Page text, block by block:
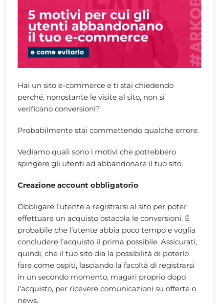
Hai un sito e-commerce e ti stai chiedendo
perché, nonostante le visite al sito, non si
verificano conversioni?
Probabilmente stai commettendo qualche errore.
Vediamo quali sono i motivi che potrebbero
spingere gli utenti ad abbandonare il tuo sito.
Creazione account obbligatorio
Obbligare l’utente a registrarsi al sito per poter
effettuare un acquisto ostacola le conversioni. È
probabile che l’utente abbia poco tempo e voglia
concludere l’acquisto il prima possibile. Assicurati,
quindi, che il tuo sito dia la possibilità di poterlo
fare come ospiti, lasciando la facoltà di registrarsi
in un secondo momento, magari proprio dopo
l’acquisto, per ricevere comunicazioni su offerte o
news.